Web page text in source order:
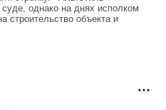
однако на днях исполком
строительство объекта и